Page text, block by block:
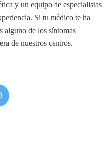
y un equipo de especialistas
Si tu médico te ha
alguno de los síntomas
de nuestros centros.